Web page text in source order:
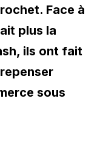
avec Shopify
Face à
plus la
ils ont fait
sous